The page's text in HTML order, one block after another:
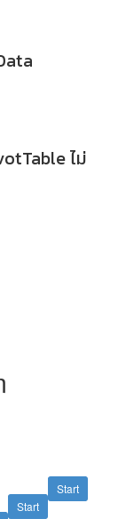
ไม่
Start
Start